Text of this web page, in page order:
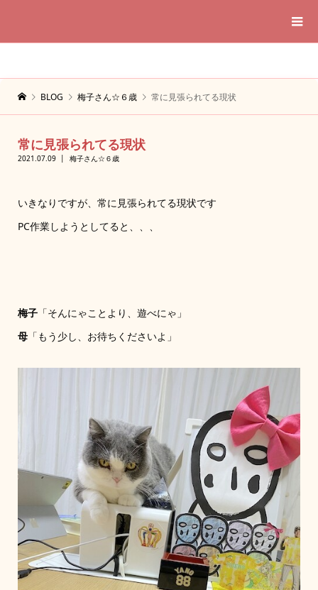
BLOG 梅子さん☆６歳 常に見張られてる現状
常に見張られてる現状
2021.07.09 梅子さん☆６歳
いきなりですが、常に見張られてる現状です
PC作業しようとしてると、、、
梅子「そんにゃことより、遊べにゃ」
母「もう少し、お待ちくださいよ」